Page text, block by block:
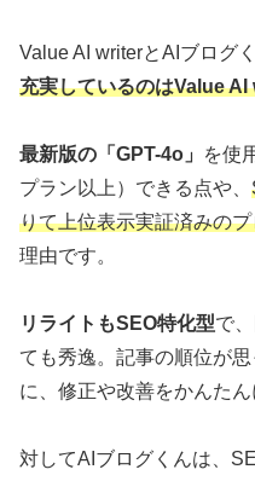
Value AI writerとAIブログ
充実しているのはValue AI
最新版の「GPT-4o」
を使
プラン以上）できる点や、
りて上位表示実証済みの
理由です。
リライト もSEO特化型で
ても秀逸。記事の順位が
に、修正や改善をかんたん
対してAIブログくんは、